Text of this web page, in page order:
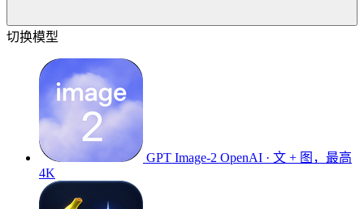
切换模型
GPT Image-2 OpenAI · 文 + 图，最高
4K